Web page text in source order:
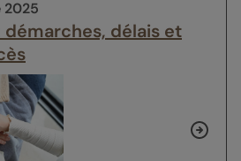
2025
démarches, délais et